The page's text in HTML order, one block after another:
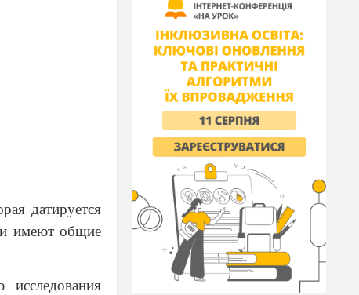
датируется
и имеют общие